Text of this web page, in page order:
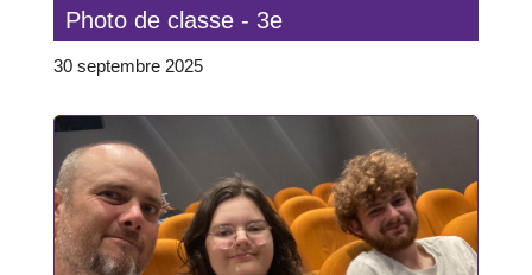
Photo de classe - 3e
30 septembre 2025